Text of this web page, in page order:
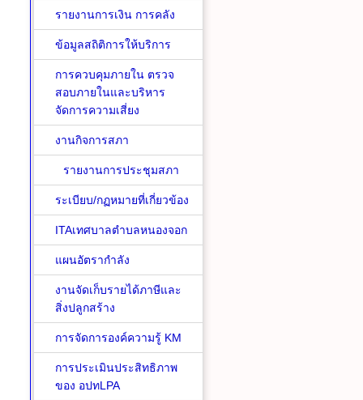
รายงานการเงิน การคลัง
ข้อมูลสถิติการให้บริการ
การควบคุมภายใน ตรวจ
สอบภายในและบริหาร
จัดการความเสี่ยง
งานกิจการสภา
รายงานการประชุมสภา
ระเบียบ/กฏหมายที่เกี่ยวข้อง
ITAเทศบาลตำบลหนองจอก
แผนอัตรากำลัง
งานจัดเก็บรายได้ภาษีและ
สิ่งปลูกสร้าง
การจัดการองค์ความรู้ KM
การประเมินประสิทธิภาพ
ของ อปทLPA